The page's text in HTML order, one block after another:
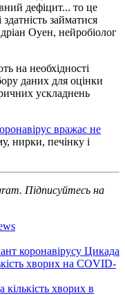
дефіцит... то це
займатися
Оуен, нейробіолог
на необхідності
даних для оцінки
ускладнень
вражає не
нирки, печінку і
Підписуйтесь на
коронавірусу Цикада
хворих на COVID-
хворих в